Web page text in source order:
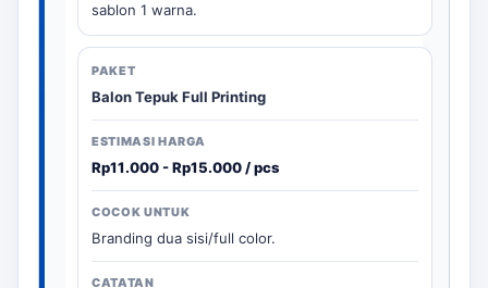
sablon 1 warna.
Balon Tepuk Full Printing
Rp11.000 - Rp15.000 / pcs
Branding dua sisi/full color.